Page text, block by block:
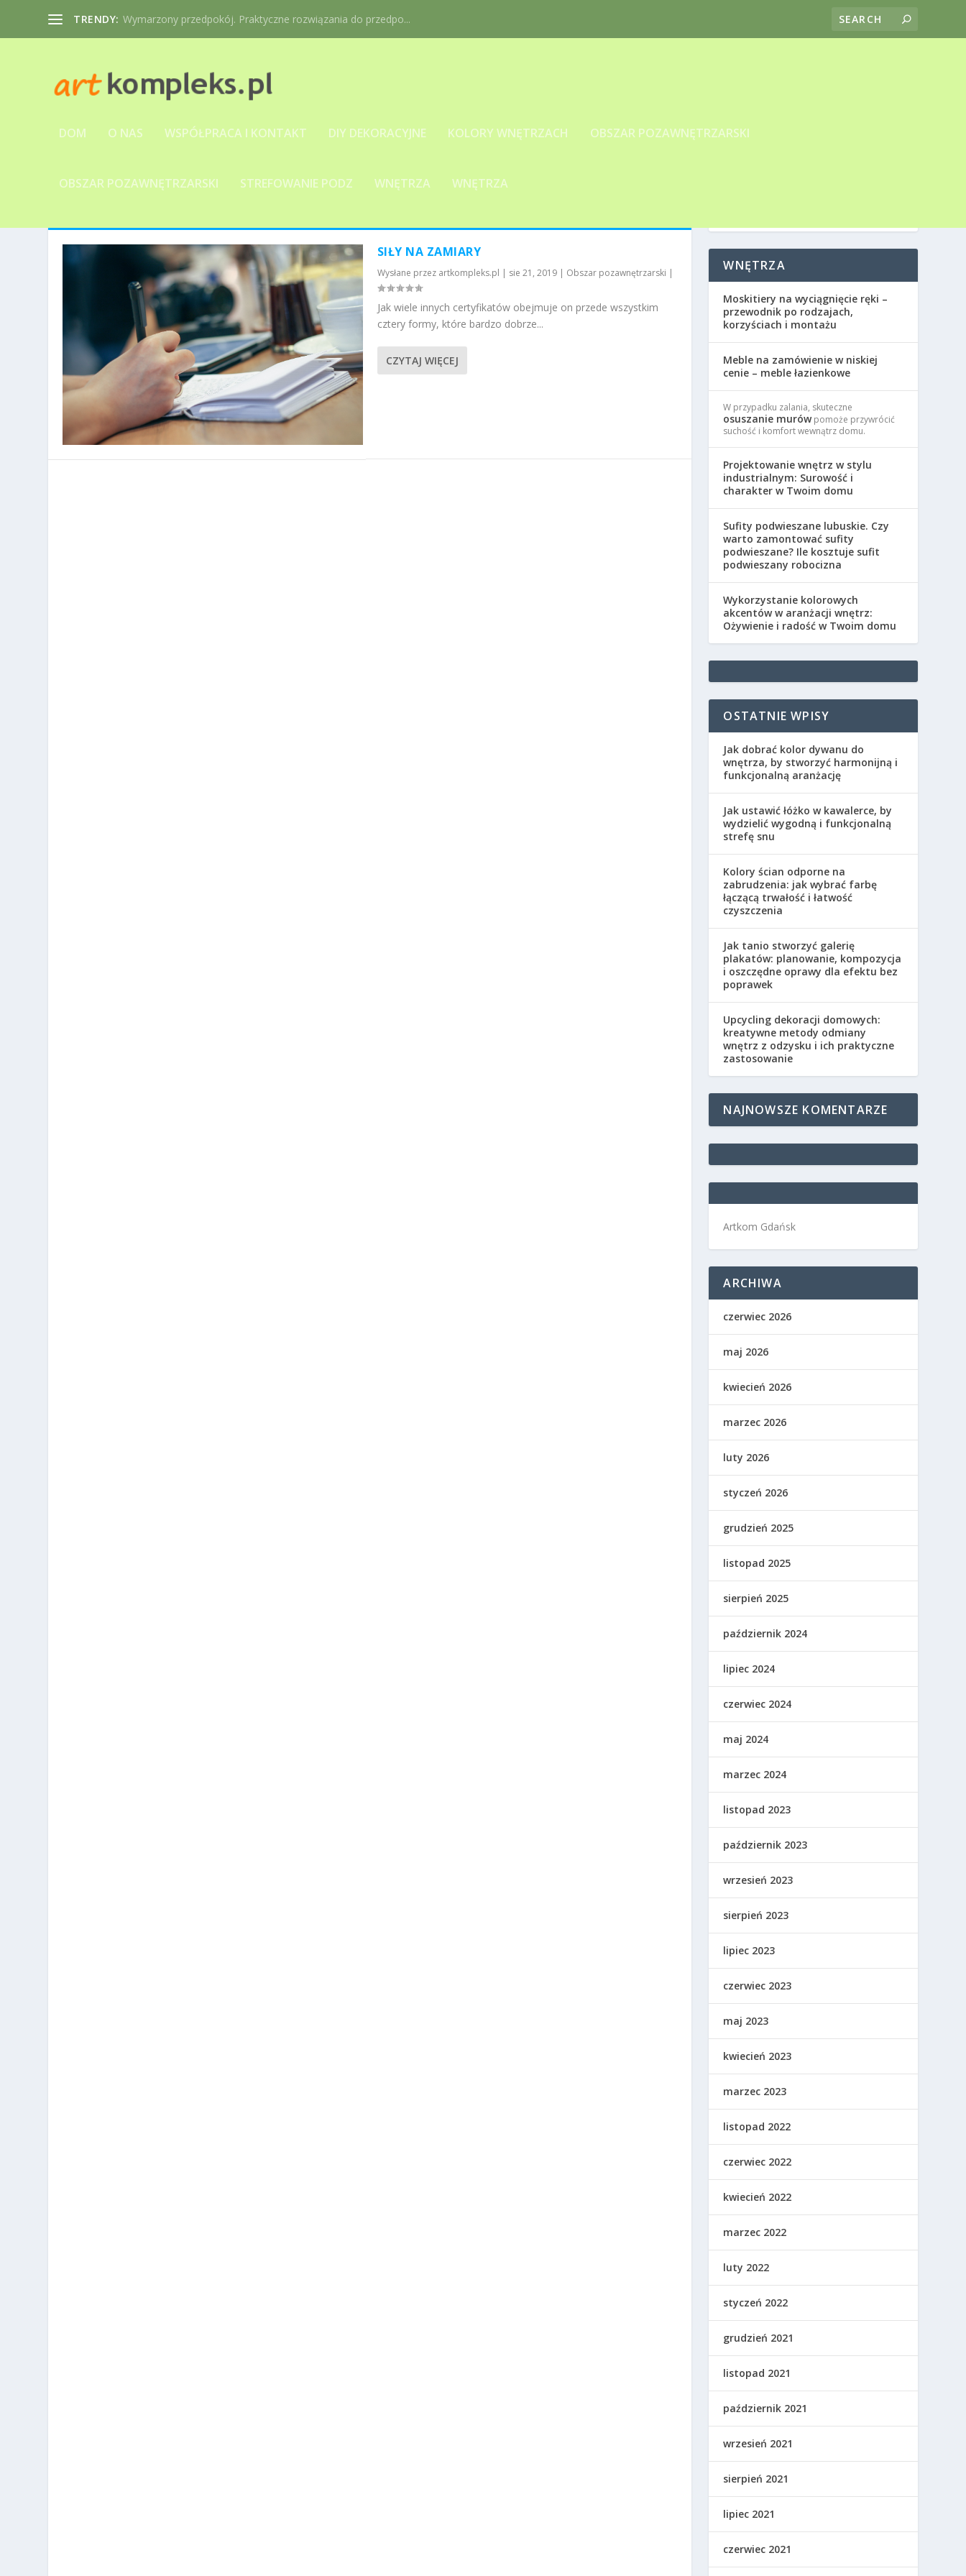
TRENDY: Wymarzony przedpokój. Praktyczne rozwiązania do przedpo...
DOM O NAS WSPÓŁPRACA I KONTAKT DIY DEKORACYJNE KOLORY WNĘTRZACH OBSZAR POZAWNĘTRZARSKI
OBSZAR POZAWNĘTRZARSKI STREFOWANIE PODZ WNĘTRZA WNĘTRZA
SIŁY NA ZAMIARY
Wysłane przez artkompleks.pl | sie 21, 2019| Obszar pozawnętrzarski |
Jak wiele innych certyfikatów obejmuje on przede wszystkim
cztery formy, które bardzo dobrze...
CZYTAJ WIĘCEJ
WNĘTRZA
Moskitiery na wyciągnięcie ręki –
przewodnik po rodzajach,
korzyściach i montażu
Meble na zamówienie w niskiej
cenie – meble łazienkowe
W przypadku zalania, skuteczne
osuszanie murówpomoże przywrócić
suchość i komfort wewnątrz domu.
Projektowanie wnętrz w stylu
industrialnym: Surowość i
charakter w Twoim domu
Sufity podwieszane lubuskie. Czy
warto zamontować sufity
podwieszane? Ile kosztuje sufit
podwieszany robocizna
Wykorzystanie kolorowych
akcentów w aranżacji wnętrz:
Ożywienie i radość w Twoim domu
OSTATNIE WPISY
Jak dobrać kolor dywanu do
wnętrza, by stworzyć harmonijną i
funkcjonalną aranżację
Jak ustawić łóżko w kawalerce, by
wydzielić wygodną i funkcjonalną
strefę snu
Kolory ścian odporne na
zabrudzenia: jak wybrać farbę
łączącą trwałość i łatwość
czyszczenia
Jak tanio stworzyć galerię
plakatów: planowanie, kompozycja
i oszczędne oprawy dla efektu bez
poprawek
Upcycling dekoracji domowych:
kreatywne metody odmiany
wnętrz z odzysku i ich praktyczne
zastosowanie
NAJNOWSZE KOMENTARZE
Artkom Gdańsk
ARCHIWA
czerwiec 2026
maj 2026
kwiecień 2026
marzec 2026
luty 2026
styczeń 2026
grudzień 2025
listopad 2025
sierpień 2025
październik 2024
lipiec 2024
czerwiec 2024
maj 2024
marzec 2024
listopad 2023
październik 2023
wrzesień 2023
sierpień 2023
lipiec 2023
czerwiec 2023
maj 2023
kwiecień 2023
marzec 2023
listopad 2022
czerwiec 2022
kwiecień 2022
marzec 2022
luty 2022
styczeń 2022
grudzień 2021
listopad 2021
październik 2021
wrzesień 2021
sierpień 2021
lipiec 2021
czerwiec 2021